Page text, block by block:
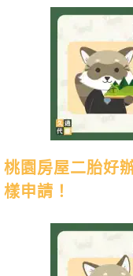
桃園房屋二胎好
樣申請！